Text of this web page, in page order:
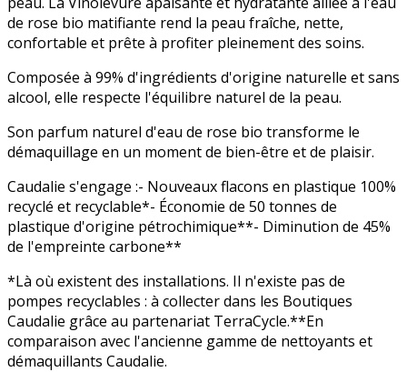
de rose bio matifiante rend la peau fraîche, nette,
confortable et prête à profiter pleinement des soins.
Composée à 99% d'ingrédients d'origine naturelle et sans
alcool, elle respecte l'équilibre naturel de la peau.
Son parfum naturel d'eau de rose bio transforme le
démaquillage en un moment de bien-être et de plaisir.
Caudalie s'engage :- Nouveaux flacons en plastique 100%
recyclé et recyclable*- Économie de 50 tonnes de
plastique d'origine pétrochimique**- Diminution de 45%
de l'empreinte carbone**
*Là où existent des installations. Il n'existe pas de
pompes recyclables : à collecter dans les Boutiques
Caudalie grâce au partenariat TerraCycle.**En
comparaison avec l'ancienne gamme de nettoyants et
démaquillants Caudalie.